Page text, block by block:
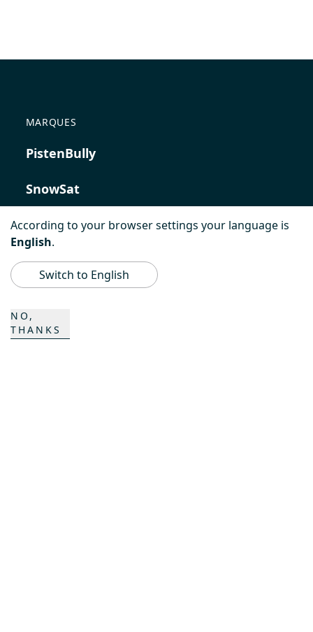
MARQUES
PistenBully
SnowSat
PowerBully
BeachTech
K COMPOSITES
According to your browser settings your language is
English.
NO,
THANKS
Switch to English